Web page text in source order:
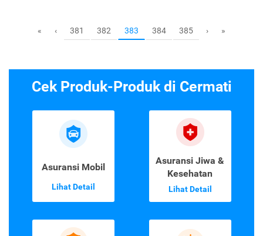
« ‹ 381 382 383 384 385 › »
Cek Produk-Produk di Cermati
Asuransi Mobil
Lihat Detail
Asuransi Jiwa &
Kesehatan
Lihat Detail